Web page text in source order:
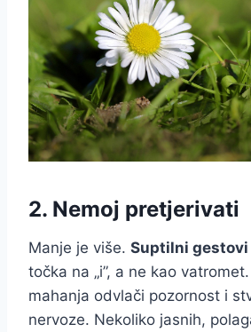
2. Nemoj pretjerivati
Manje je više. Suptilni gestovi
točka na „i”, a ne kao
mahanja odvlači pozornost i
nervoze. Nekoliko jasnih,